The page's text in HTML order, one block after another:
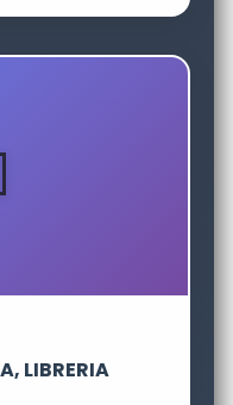
LIBRERIA